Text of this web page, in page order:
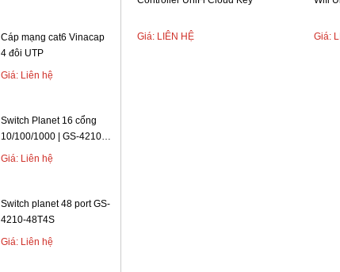
Cáp mạng cat6 Vinacap
4 đôi UTP
Giá: Liên hệ
Switch Planet 16 cổng
10/100/1000 | GS-4210-
16T2S
Giá: Liên hệ
Switch planet 48 port GS-
4210-48T4S
Giá: Liên hệ
Giá: LIÊN HỆ Giá: